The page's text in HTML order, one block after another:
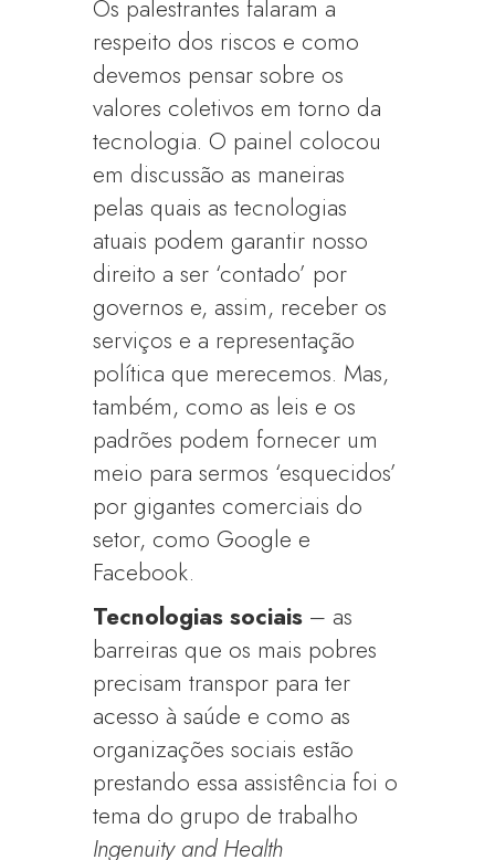
Os palestrantes falaram a
respeito dos riscos e como
devemos pensar sobre os
valores coletivos em torno da
tecnologia. O painel colocou
em discussão as maneiras
pelas quais as tecnologias
atuais podem garantir nosso
direito a ser ‘contado’ por
governos e, assim, receber os
serviços e a representação
política que merecemos. Mas,
também, como as leis e os
padrões podem fornecer um
meio para sermos ‘esquecidos’
por gigantes comerciais do
setor, como Google e
Facebook.
Tecnologias sociais – as
barreiras que os mais pobres
precisam transpor para ter
acesso à saúde e como as
organizações sociais estão
prestando essa assistência foi o
tema do grupo de trabalho
Ingenuity and Health